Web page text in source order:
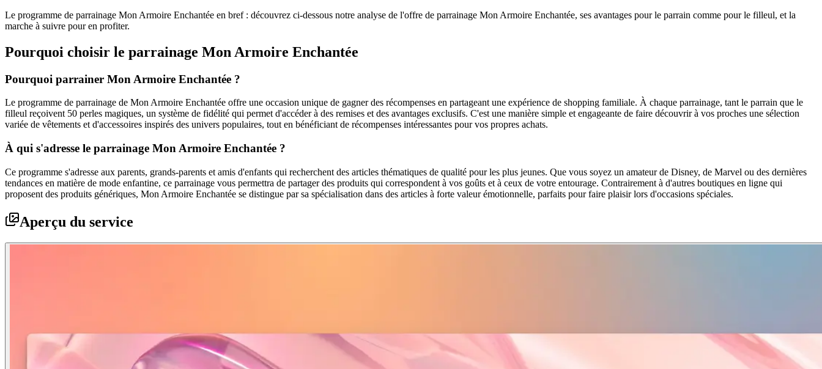
Le programme de parrainage Mon Armoire Enchantée en bref : découvrez ci-dessous notre analyse de l'offre de parrainage Mon Armoire Enchantée, ses avantages pour le parrain comme pour le filleul, et la
marche à suivre pour en profiter.
Pourquoi choisir le parrainage Mon Armoire Enchantée
Pourquoi parrainer Mon Armoire Enchantée ?
Le programme de parrainage de Mon Armoire Enchantée offre une occasion unique de gagner des récompenses en partageant une expérience de shopping familiale. À chaque parrainage, tant le parrain que le
filleul reçoivent 50 perles magiques, un système de fidélité qui permet d'accéder à des remises et des avantages exclusifs. C'est une manière simple et engageante de faire découvrir à vos proches une sélection
variée de vêtements et d'accessoires inspirés des univers populaires, tout en bénéficiant de récompenses intéressantes pour vos propres achats.
À qui s'adresse le parrainage Mon Armoire Enchantée ?
Ce programme s'adresse aux parents, grands-parents et amis d'enfants qui recherchent des articles thématiques de qualité pour les plus jeunes. Que vous soyez un amateur de Disney, de Marvel ou des dernières
tendances en matière de mode enfantine, ce parrainage vous permettra de partager des produits qui correspondent à vos goûts et à ceux de votre entourage. Contrairement à d'autres boutiques en ligne qui
proposent des produits génériques, Mon Armoire Enchantée se distingue par sa spécialisation dans des articles à forte valeur émotionnelle, parfaits pour faire plaisir lors d'occasions spéciales.
Aperçu du service